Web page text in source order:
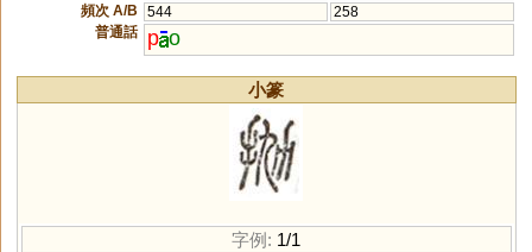
頻次 A/B
544
258
普通話
p o
小篆
字例: 1/1